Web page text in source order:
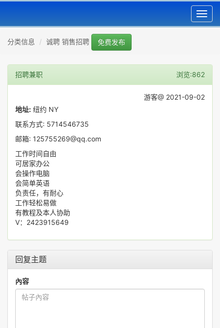
分类信息 诚聘 销售招聘 免费发布
招聘兼职 浏览:862
游客@ 2021-09-02
地址: 纽约 NY
联系方式: 5714546735
邮箱: 125755269@qq.com
工作时间自由
可居家办公
会操作电脑
会简单英语
负责任，有耐心
工作轻松易做
有教程及本人协助
V：2423915649
回复主题
內容